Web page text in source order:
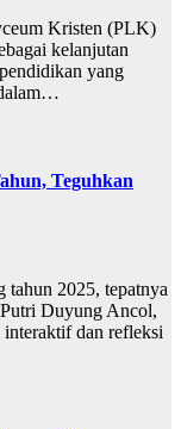
Kristen (PLK)
kelanjutan
yang
Teguhkan
2025, tepatnya
Duyung Ancol,
dan refleksi